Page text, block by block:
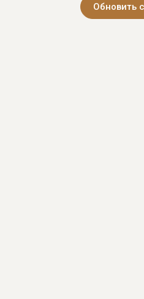
Обновить